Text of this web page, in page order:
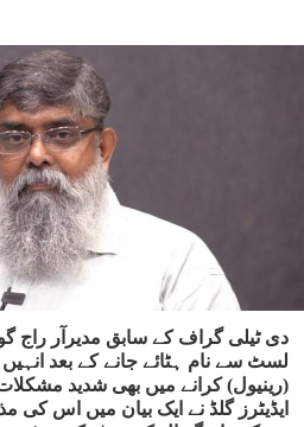
دی ٹیلی گراف کے سابق مدیرآر راج
لسٹ سے نام ہٹائے جانے کے بعد
(رینیول) کرانے میں بھی شدید
ایڈیٹرز گلڈ نے ایک بیان میں اس کی